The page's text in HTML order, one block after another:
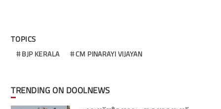
TOPICS
BJP KERALA CM PINARAYI VIJAYAN
TRENDING ON DOOLNEWS